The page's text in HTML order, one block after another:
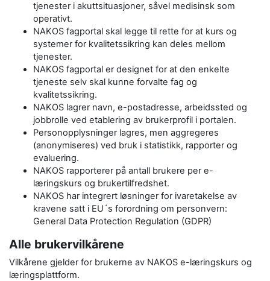
tjenester i akuttsituasjoner, såvel medisinsk som
operativt.
NAKOS fagportal skal legge til rette for at kurs og
systemer for kvalitetssikring kan deles mellom
tjenester.
NAKOS fagportal er designet for at den enkelte
tjeneste selv skal kunne forvalte fag og
kvalitetssikring.
NAKOS lagrer navn, e-postadresse, arbeidssted og
jobbrolle ved etablering av brukerprofil i portalen.
Personopplysninger lagres, men aggregeres
(anonymiseres) ved bruk i statistikk, rapporter og
evaluering.
NAKOS rapporterer på antall brukere per e-
læringskurs og brukertilfredshet.
NAKOS har integrert løsninger for ivaretakelse av
kravene satt i EU´s forordning om personvern:
General Data Protection Regulation (GDPR)
Alle brukervilkårene
Vilkårene gjelder for brukerne av NAKOS e-læringskurs og
læringsplattform.